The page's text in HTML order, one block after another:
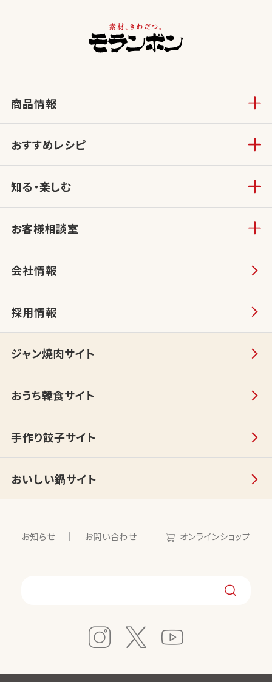
商品情報
おすすめレシピ
知る・楽しむ
お客様相談室
会社情報
採用情報
ジャン焼肉サイト
おうち韓食サイト
手作り餃子サイト
おいしい鍋サイト
お知らせ お問い合わせ オンラインショップ